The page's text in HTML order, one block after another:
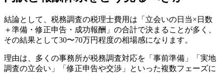
結論として、税務調査の税理士費用は「立会いの日当×日数
＋準備・修正申告・成功報酬」の合計で決まることが多く、
その結果として30〜70万円程度の相場感になります。
理由は、多くの事務所が税務調査対応を「事前準備」「実地
調査の立会い」「修正申告や交渉」といった複数フェーズに